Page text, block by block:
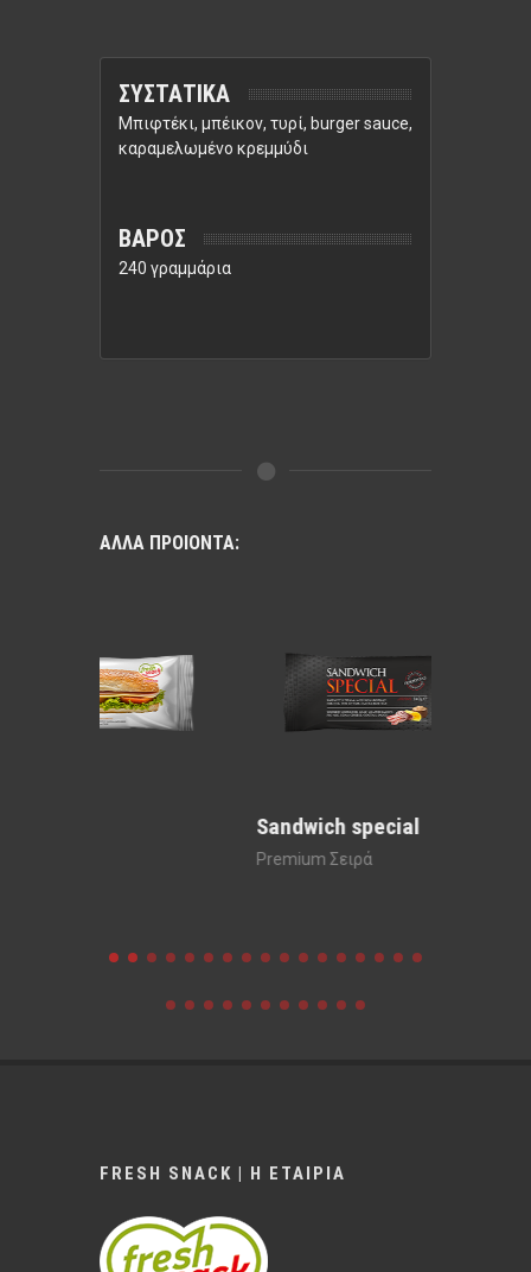
ΣΥΣΤΑΤΙΚΑ
Μπιφτέκι, μπέικον, τυρί, burger sauce,
καραμελωμένο κρεμμύδι
ΒΑΡΟΣ
240 γραμμάρια
ΑΛΛΑ ΠΡΟΙΟΝΤΑ:
Sandwich special
FRESH SNACK | Η ΕΤΑΙΡΙΑ